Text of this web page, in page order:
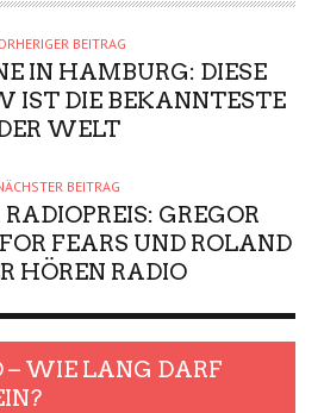
BEITRAG
IN HAMBURG: DIESE
IST DIE BEKANNTESTE
WELT
BEITRAG
GREGOR
FEARS UND ROLAND
HÖREN RADIO
– WIE LANG DARF